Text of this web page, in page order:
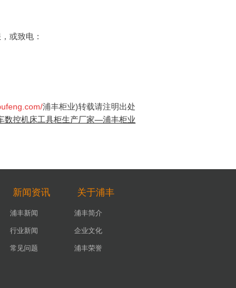
或致电：
浦丰柜业)转载请注明出处
数控机床工具柜生产厂家—浦丰柜业
新闻资讯 关于浦丰
浦丰新闻
行业新闻
常见问题
浦丰简介
企业文化
浦丰荣誉